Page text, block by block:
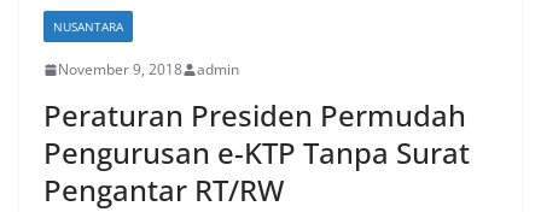
NUSANTARA
November 9, 2018 admin
Peraturan Presiden Permudah
Pengurusan e-KTP Tanpa Surat
Pengantar RT/RW